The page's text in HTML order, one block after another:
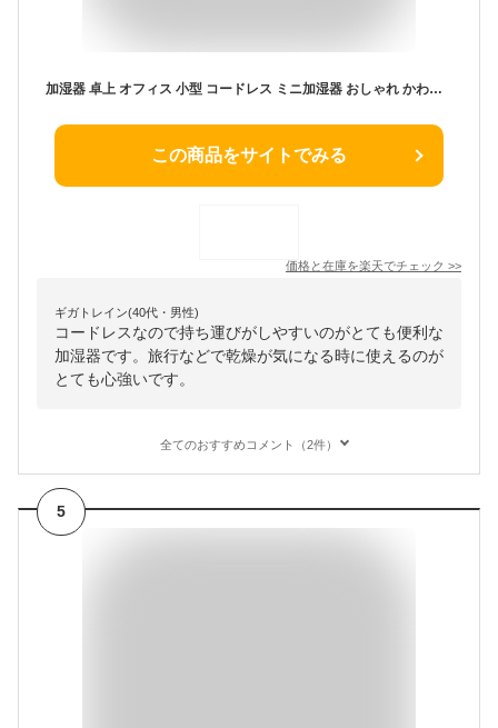
加湿器 卓上 オフィス 小型 コードレス ミニ加湿器 おしゃれ かわいい 大容量 床置き アロマ usb 卓上加湿器 ledライト 一人暮らし 持ち運び 便利 静音 省エネ ナチュラル しずく型 上から給水 コンパクト デスク エコ 車用 秋 冬 乾燥対策
この商品をサイトでみる
価格と在庫を楽天でチェック >>
ギガトレイン(40代・男性)
コードレスなので持ち運びがしやすいのがとても便利な
加湿器です。旅行などで乾燥が気になる時に使えるのが
とても心強いです。
全てのおすすめコメント（2件）
5